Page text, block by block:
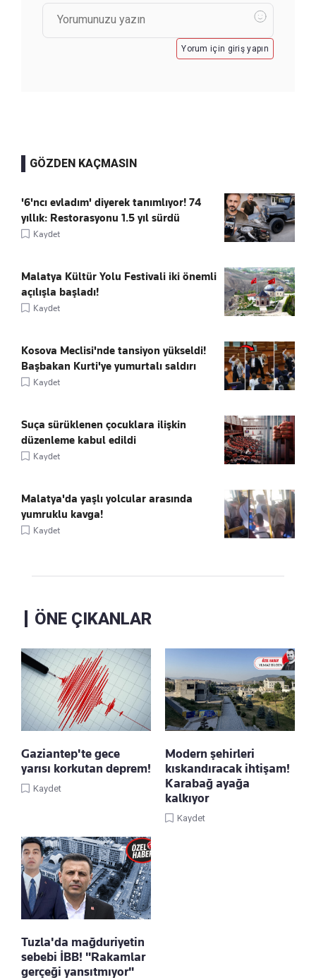
Yorum için giriş yapın
GÖZDEN KAÇMASIN
'6'ncı evladım' diyerek tanımlıyor! 74
yıllık: Restorasyonu 1.5 yıl sürdü
Kaydet
Malatya Kültür Yolu Festivali iki önemli
açılışla başladı!
Kaydet
Kosova Meclisi'nde tansiyon yükseldi!
Başbakan Kurti'ye yumurtalı saldırı
Kaydet
Suça sürüklenen çocuklara ilişkin
düzenleme kabul edildi
Kaydet
Malatya'da yaşlı yolcular arasında
yumruklu kavga!
Kaydet
ÖNE ÇIKANLAR
Gaziantep'te gece
yarısı korkutan deprem!
Kaydet
Modern şehirleri
kıskandıracak ihtişam!
Karabağ ayağa
kalkıyor
Kaydet
Tuzla'da mağduriyetin
sebebi İBB! "Rakamlar
gerçeği yansıtmıyor"